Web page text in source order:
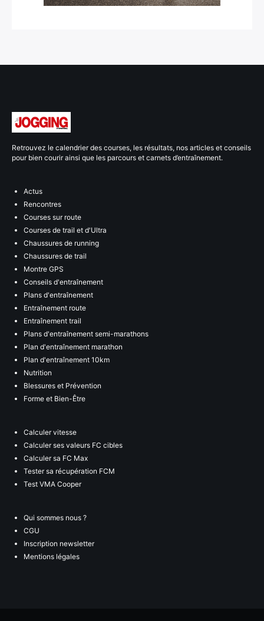
Retrouvez le calendrier des courses, les résultats, nos articles et conseils
pour bien courir ainsi que les parcours et carnets d’entraînement.
Actus
Rencontres
Courses sur route
Courses de trail et d'Ultra
Chaussures de running
Chaussures de trail
Montre GPS
Conseils d'entraînement
Plans d'entraînement
Entraînement route
Entraînement trail
Plans d'entraînement semi-marathons
Plan d'entraînement marathon
Plan d'entraînement 10km
Nutrition
Blessures et Prévention
Forme et Bien-Être
Calculer vitesse
Calculer ses valeurs FC cibles
Calculer sa FC Max
Tester sa récupération FCM
Test VMA Cooper
Qui sommes nous ?
CGU
Inscription newsletter
Mentions légales